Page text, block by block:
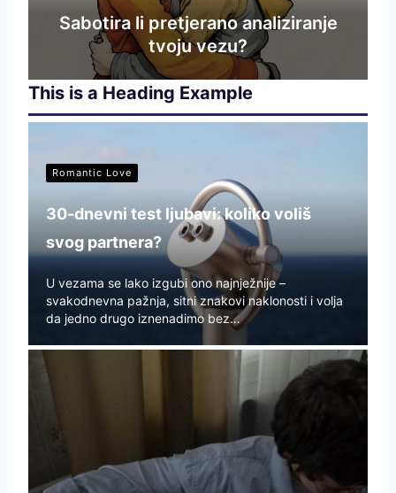
Sabotira li pretjerano analiziranje
tvoju vezu?
This is a Heading Example
Romantic Love
30-dnevni test ljubavi: koliko voliš
svog partnera?
U vezama se lako izgubi ono najnježnije –
svakodnevna pažnja, sitni znakovi naklonosti i volja
da jedno drugo iznenadimo bez…